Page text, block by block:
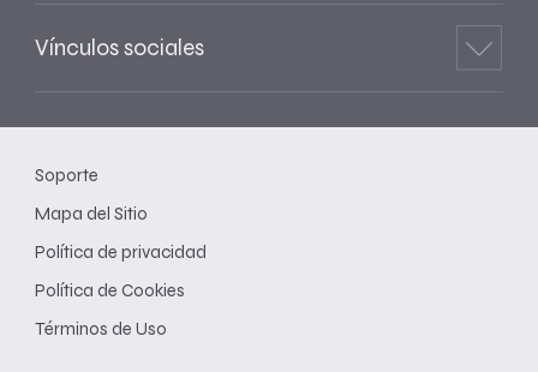
Vínculos sociales
Soporte
Mapa del Sitio
Política de privacidad
Política de Cookies
Términos de Uso